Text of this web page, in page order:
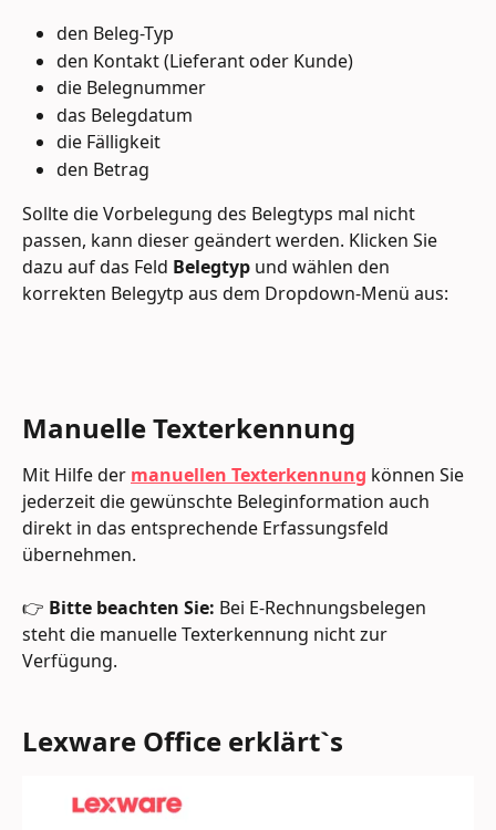
den Beleg-Typ
den Kontakt (Lieferant oder Kunde)
die Belegnummer
das Belegdatum
die Fälligkeit
den Betrag
Sollte die Vorbelegung des Belegtyps mal nicht
passen, kann dieser geändert werden. Klicken Sie
dazu auf das Feld Belegtyp und wählen den
korrekten Belegytp aus dem Dropdown-Menü aus:
Manuelle Texterkennung
Mit Hilfe der manuellen Texterkennung können Sie
jederzeit die gewünschte Beleginformation auch
direkt in das entsprechende Erfassungsfeld
übernehmen.
👉 Bitte beachten Sie: Bei E-Rechnungsbelegen
steht die manuelle Texterkennung nicht zur
Verfügung.
Lexware Office erklärt`s